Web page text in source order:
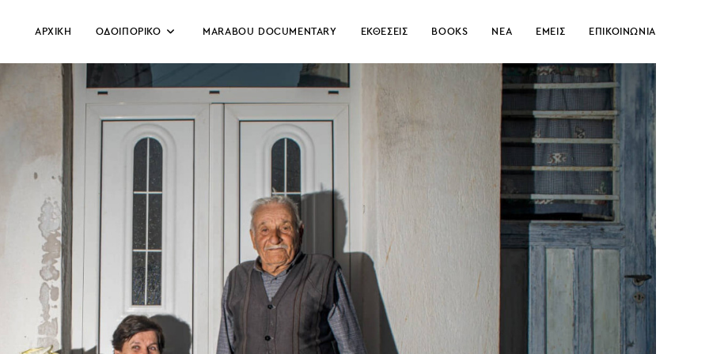
ΑΡΧΙΚΗ ΟΔΟΙΠΟΡΙΚΟ MARABOU DOCUMENTARY ΕΚΘΕΣΕΙΣ BOOKS ΝΕΑ ΕΜΕΙΣ ΕΠΙΚΟΙΝΩΝΙΑ